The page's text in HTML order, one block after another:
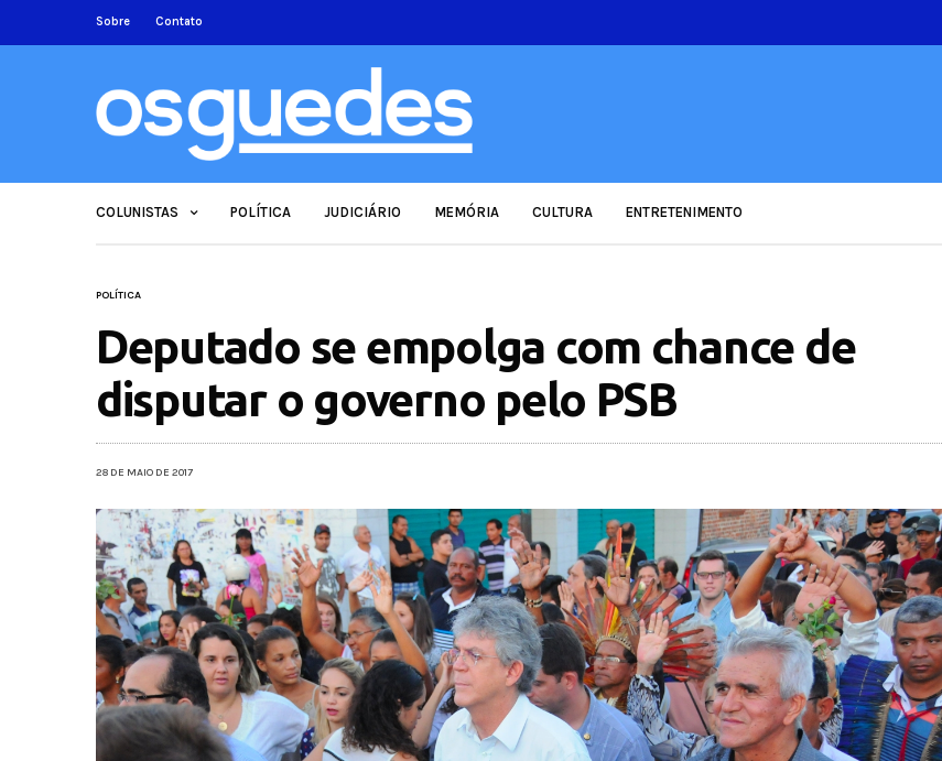
Sobre Contato
COLUNISTAS POLÍTICA JUDICIÁRIO MEMÓRIA CULTURA ENTRETENIMENTO
POLÍTICA
Deputado se empolga com chance de
disputar o governo pelo PSB
28 DE MAIO DE 2017